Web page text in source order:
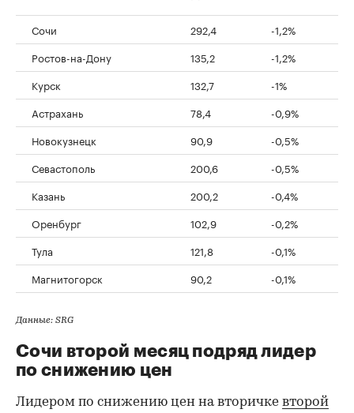
Сочи 292,4
-1,2%
Ростов-на-Дону
135,2
-1,2%
Курск
132,7
-1%
Астрахань
78,4
-0,9%
Новокузнецк
90,9
-0,5%
Севастополь
200,6
-0,5%
Казань
200,2
-0,4%
Оренбург
102,9
-0,2%
Тула
121,8
-0,1%
Магнитогорск
90,2 -0,1%
Данные: SRG
Сочи второй месяц подряд лидер
по снижению цен
Лидером по снижению цен на вторичке второй